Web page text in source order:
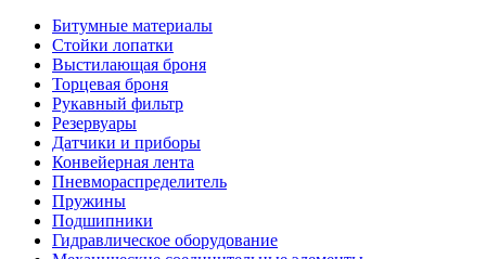
Битумные материалы
Стойки лопатки
Выстилающая броня
Торцевая броня
Рукавный фильтр
Резервуары
Датчики и приборы
Конвейерная лента
Пневмораспределитель
Пружины
Подшипники
Гидравлическое оборудование